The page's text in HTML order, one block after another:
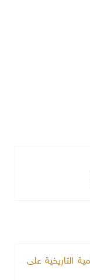
التاريخية على